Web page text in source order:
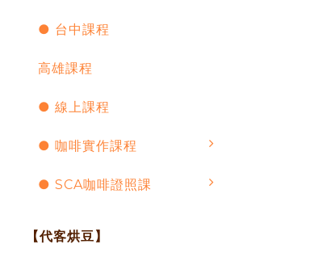
● 台中課程
高雄課程
● 線上課程
● 咖啡實作課程
● SCA咖啡證照課
【代客烘豆】